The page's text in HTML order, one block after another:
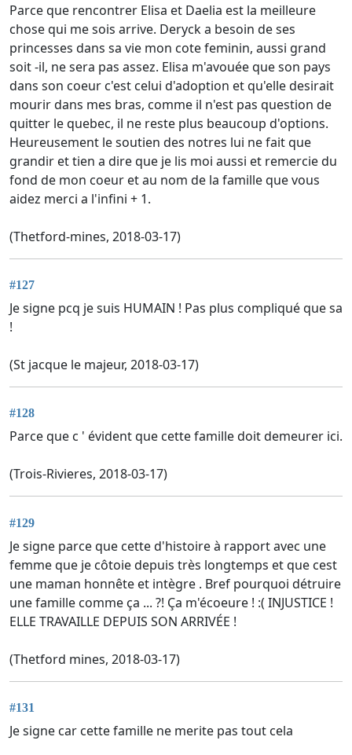
Parce que rencontrer Elisa et Daelia est la meilleure
chose qui me sois arrive. Deryck a besoin de ses
princesses dans sa vie mon cote feminin, aussi grand
soit -il, ne sera pas assez. Elisa m'avouée que son pays
dans son coeur c'est celui d'adoption et qu'elle desirait
mourir dans mes bras, comme il n'est pas question de
quitter le quebec, il ne reste plus beaucoup d'options.
Heureusement le soutien des notres lui ne fait que
grandir et tien a dire que je lis moi aussi et remercie du
fond de mon coeur et au nom de la famille que vous
aidez merci a l'infini + 1.
(Thetford-mines, 2018-03-17)
#127
Je signe pcq je suis HUMAIN ! Pas plus compliqué que sa
!
(St jacque le majeur, 2018-03-17)
#128
Parce que c ' évident que cette famille doit demeurer ici.
(Trois-Rivieres, 2018-03-17)
#129
Je signe parce que cette d'histoire à rapport avec une
femme que je côtoie depuis très longtemps et que cest
une maman honnête et intègre . Bref pourquoi détruire
une famille comme ça ... ?! Ça m'écoeure ! :( INJUSTICE !
ELLE TRAVAILLE DEPUIS SON ARRIVÉE !
(Thetford mines, 2018-03-17)
#131
Je signe car cette famille ne merite pas tout cela